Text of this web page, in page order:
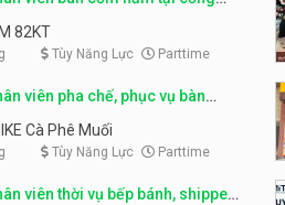
82KT
Tùy Năng Lực Parttime
viên pha chế, phục vụ bàn
Cà Phê Muối
Tùy Năng Lực Parttime
viên thời vụ bếp bánh, shipper